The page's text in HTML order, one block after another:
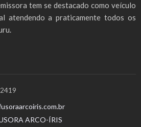
tem se destacado como veículo
atendendo a praticamente todos os
ARCO-ÍRIS